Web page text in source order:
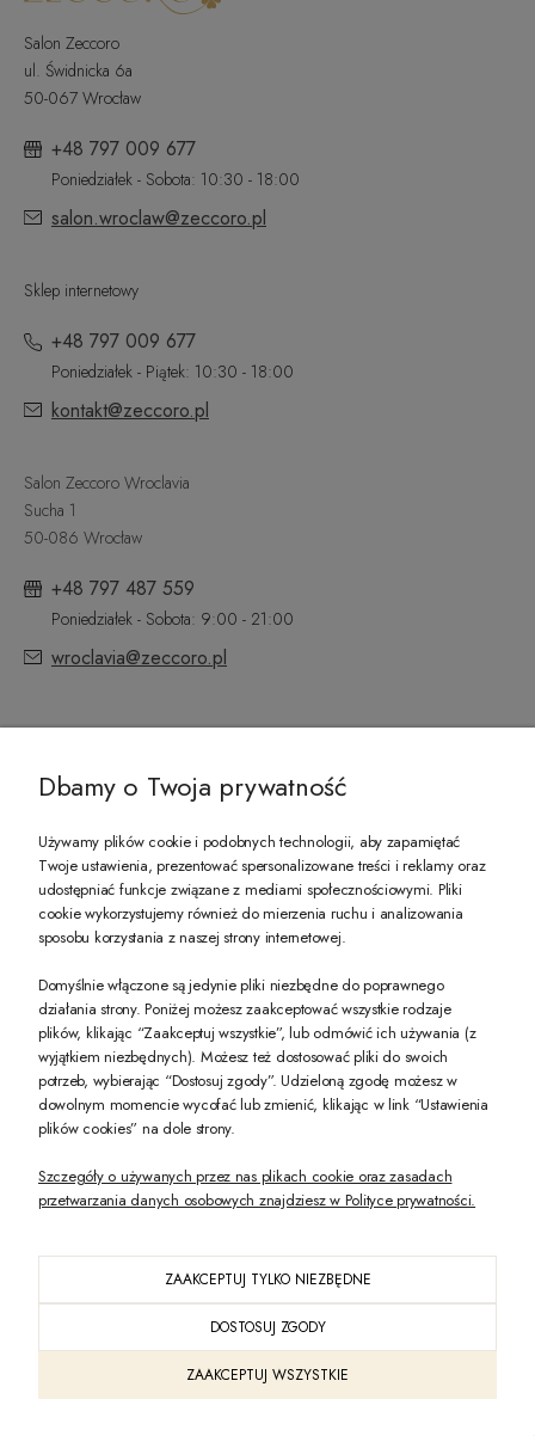
Salon Zeccoro
ul. Świdnicka 6a
50-067 Wrocław
+48 797 009 677
Poniedziałek - Sobota: 10:30 - 18:00
salon.wroclaw@zeccoro.pl
Sklep internetowy
+48 797 009 677
Poniedziałek - Piątek: 10:30 - 18:00
kontakt@zeccoro.pl
Salon Zeccoro Wroclavia
Sucha 1
50-086 Wrocław
+48 797 487 559
Poniedziałek - Sobota: 9:00 - 21:00
wroclavia@zeccoro.pl
PREZENT DLA CIEBIE!
-10% na pierwsze zakupy na zeccoro.pl Gdy zapiszesz się do naszego
Twoje dane będą przetwarzane zgodnie z nasząpolityką prywatności
POKAŻ PEŁNĄ WERSJĘ STRONY
Sklep internetowy Shoper Premium
Dbamy o Twoja prywatność
Używamy plików cookie i podobnych technologii, aby zapamiętać
Twoje ustawienia, prezentować spersonalizowane treści i reklamy oraz
udostępniać funkcje związane z mediami społecznościowymi. Pliki
cookie wykorzystujemy również do mierzenia ruchu i analizowania
sposobu korzystania z naszej strony internetowej.
Domyślnie włączone są jedynie pliki niezbędne do poprawnego
działania strony. Poniżej możesz zaakceptować wszystkie rodzaje
plików, klikając “Zaakceptuj wszystkie”, lub odmówić ich używania (z
wyjątkiem niezbędnych). Możesz też dostosować pliki do swoich
potrzeb, wybierając “Dostosuj zgody”. Udzieloną zgodę możesz w
dowolnym momencie wycofać lub zmienić, klikając w link “Ustawienia
plików cookies” na dole strony.
Szczegóły o używanych przez nas plikach cookie oraz zasadach
przetwarzania danych osobowych znajdziesz w Polityce prywatności.
ZAAKCEPTUJ TYLKO NIEZBĘDNE
DOSTOSUJ ZGODY
ZAAKCEPTUJ WSZYSTKIE